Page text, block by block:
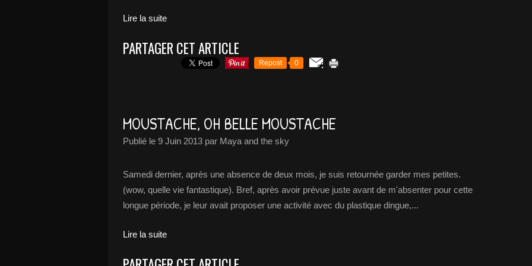
Lire la suite
PARTAGER CET ARTICLE
Repost 0
MOUSTACHE, OH BELLE MOUSTACHE
Publié le 9 Juin 2013 par Maya and the sky
Samedi dernier, après une absence de deux mois, je suis retournée garder mes petites.
(wow, quelle vie fantastique). Bref, après avoir prévue juste avant de m'absenter pour cette
longue période, je leur avait proposer une activité avec du plastique dingue,...
Lire la suite